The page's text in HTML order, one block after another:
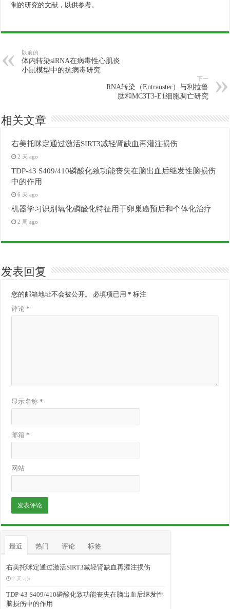
制的研究的文献，以供参考。
以前的
体内转染siRNA在病毒性心肌炎
小鼠模型中的抗病毒研究
下一
RNA转染（Entranster）与利拉鲁
肽和MC3T3-E1细胞凋亡研究
相关文章
右美托咪定通过激活SIRT3减轻肾缺血再灌注损伤
2 天 ago
TDP-43 S409/410磷酸化致功能丧失在脑出血后继发性脑损伤
中的作用
6 天 ago
机器学习识别氧化磷酸化特征用于卵巢癌预后和个体化治疗
2 周 ago
发表回复
您的邮箱地址不会被公开。 必填项已用* 标注
评论*
显示名称*
邮箱*
网站
最近 热门 评论 标签
右美托咪定通过激活SIRT3减轻肾缺血再灌注损伤
2 天 ago
TDP-43 S409/410磷酸化致功能丧失在脑出血后继发性
脑损伤中的作用